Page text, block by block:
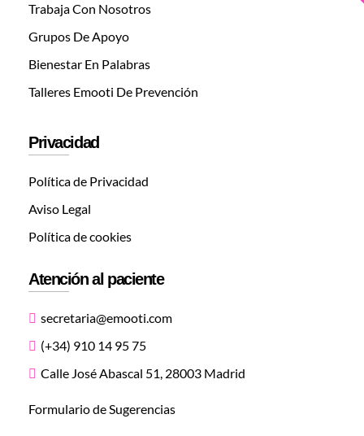
Trabaja Con Nosotros
Grupos De Apoyo
Bienestar En Palabras
Talleres Emooti De Prevención
Privacidad
Política de Privacidad
Aviso Legal
Política de cookies
Atención al paciente
secretaria@emooti.com
(+34) 910 14 95 75
Calle José Abascal 51, 28003 Madrid
Formulario de Sugerencias